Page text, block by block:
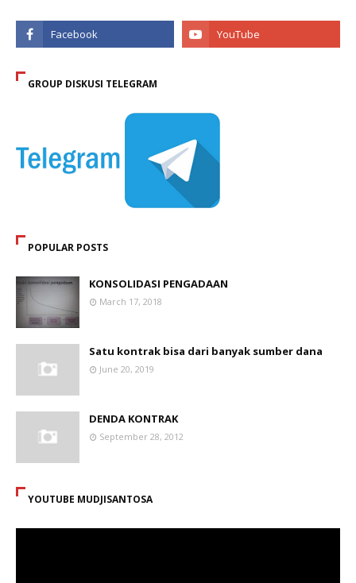
GROUP DISKUSI TELEGRAM
POPULAR POSTS
KONSOLIDASI PENGADAAN
March 17, 2018
Satu kontrak bisa dari banyak sumber dana
June 20, 2019
DENDA KONTRAK
September 28, 2012
YOUTUBE MUDJISANTOSA